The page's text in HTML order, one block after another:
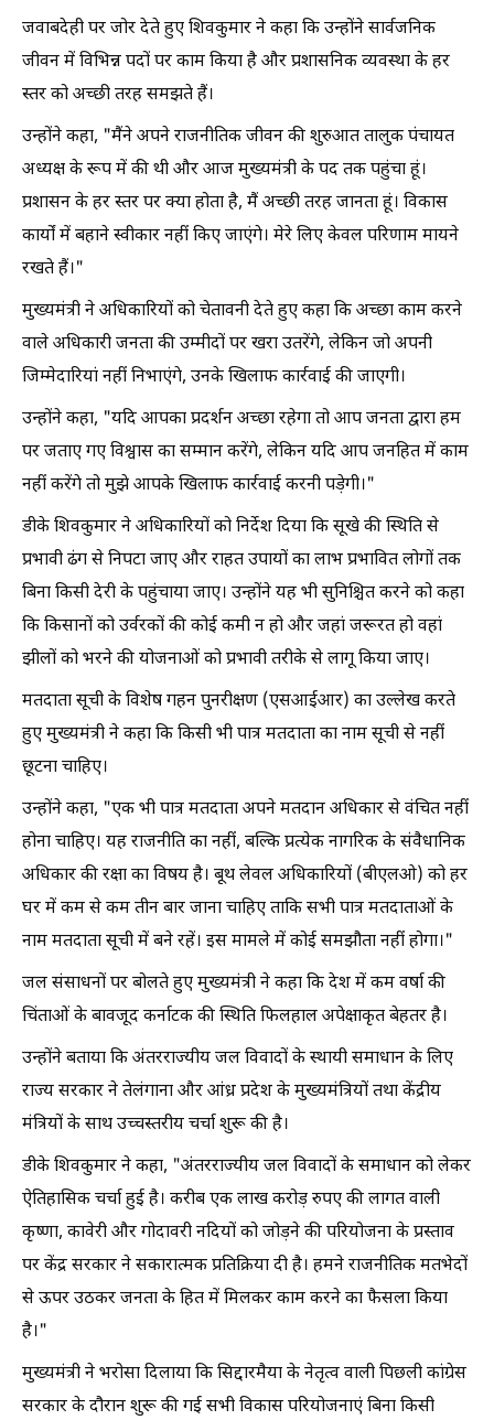
जवाबदेही पर जोर देते हुए शिवकुमार ने कहा कि उन्होंने सार्वजनिक
जीवन में विभिन्न पदों पर काम किया है और प्रशासनिक व्यवस्था के हर
स्तर को अच्छी तरह समझते हैं।
उन्होंने कहा, "मैंने अपने राजनीतिक जीवन की शुरुआत तालुक पंचायत
अध्यक्ष के रूप में की थी और आज मुख्यमंत्री के पद तक पहुंचा हूं।
प्रशासन के हर स्तर पर क्या होता है, मैं अच्छी तरह जानता हूं। विकास
कार्यों में बहाने स्वीकार नहीं किए जाएंगे। मेरे लिए केवल परिणाम मायने
रखते हैं।"
मुख्यमंत्री ने अधिकारियों को चेतावनी देते हुए कहा कि अच्छा काम करने
वाले अधिकारी जनता की उम्मीदों पर खरा उतरेंगे, लेकिन जो अपनी
जिम्मेदारियां नहीं निभाएंगे, उनके खिलाफ कार्रवाई की जाएगी।
उन्होंने कहा, "यदि आपका प्रदर्शन अच्छा रहेगा तो आप जनता द्वारा हम
पर जताए गए विश्वास का सम्मान करेंगे, लेकिन यदि आप जनहित में काम
नहीं करेंगे तो मुझे आपके खिलाफ कार्रवाई करनी पड़ेगी।"
डीके शिवकुमार ने अधिकारियों को निर्देश दिया कि सूखे की स्थिति से
प्रभावी ढंग से निपटा जाए और राहत उपायों का लाभ प्रभावित लोगों तक
बिना किसी देरी के पहुंचाया जाए। उन्होंने यह भी सुनिश्चित करने को कहा
कि किसानों को उर्वरकों की कोई कमी न हो और जहां जरूरत हो वहां
झीलों को भरने की योजनाओं को प्रभावी तरीके से लागू किया जाए।
मतदाता सूची के विशेष गहन पुनरीक्षण (एसआईआर) का उल्लेख करते
हुए मुख्यमंत्री ने कहा कि किसी भी पात्र मतदाता का नाम सूची से नहीं
छूटना चाहिए।
उन्होंने कहा, "एक भी पात्र मतदाता अपने मतदान अधिकार से वंचित नहीं
होना चाहिए। यह राजनीति का नहीं, बल्कि प्रत्येक नागरिक के संवैधानिक
अधिकार की रक्षा का विषय है। बूथ लेवल अधिकारियों (बीएलओ) को हर
घर में कम से कम तीन बार जाना चाहिए ताकि सभी पात्र मतदाताओं के
नाम मतदाता सूची में बने रहें। इस मामले में कोई समझौता नहीं होगा।"
जल संसाधनों पर बोलते हुए मुख्यमंत्री ने कहा कि देश में कम वर्षा की
चिंताओं के बावजूद कर्नाटक की स्थिति फिलहाल अपेक्षाकृत बेहतर है।
उन्होंने बताया कि अंतरराज्यीय जल विवादों के स्थायी समाधान के लिए
राज्य सरकार ने तेलंगाना और आंध्र प्रदेश के मुख्यमंत्रियों तथा केंद्रीय
मंत्रियों के साथ उच्चस्तरीय चर्चा शुरू की है।
डीके शिवकुमार ने कहा, "अंतरराज्यीय जल विवादों के समाधान को लेकर
ऐतिहासिक चर्चा हुई है। करीब एक लाख करोड़ रुपए की लागत वाली
कृष्णा, कावेरी और गोदावरी नदियों को जोड़ने की परियोजना के प्रस्ताव
पर केंद्र सरकार ने सकारात्मक प्रतिक्रिया दी है। हमने राजनीतिक मतभेदों
से ऊपर उठकर जनता के हित में मिलकर काम करने का फैसला किया
है।"
मुख्यमंत्री ने भरोसा दिलाया कि सिद्दारमैया के नेतृत्व वाली पिछली कांग्रेस
सरकार के दौरान शुरू की गई सभी विकास परियोजनाएं बिना किसी